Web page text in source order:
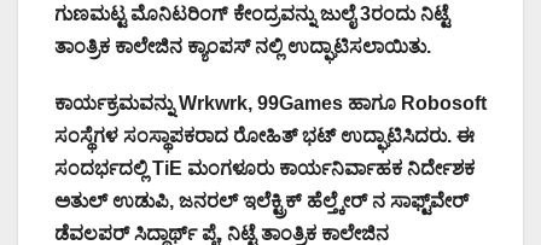
ಗುಣಮಟ್ಟ ಮೊನಿಟರಿಂಗ್ ಕೇಂದ್ರವನ್ನು ಜುಲೈ 3ರಂದು ನಿಟ್ಟೆ
ತಾಂತ್ರಿಕ ಕಾಲೇಜಿನ ಕ್ಯಾಂಪಸ್ ನಲ್ಲಿ ಉದ್ಘಾಟಿಸಲಾಯಿತು.
ಕಾರ್ಯಕ್ರಮವನ್ನು Wrkwrk, 99Games ಹಾಗೂ Robosoft
ಸಂಸ್ಥೆಗಳ ಸಂಸ್ಥಾಪಕರಾದ ರೋಹಿತ್ ಭಟ್ ಉದ್ಘಾಟಿಸಿದರು. ಈ
ಸಂದರ್ಭದಲ್ಲಿ TiE ಮಂಗಳೂರು ಕಾರ್ಯನಿರ್ವಾಹಕ ನಿರ್ದೇಶಕ
ಅತುಲ್ ಉಡುಪಿ, ಜನರಲ್ ಇಲೆಕ್ಟ್ರಿಕ್ ಹೆಲ್ತ್ಕೇರ್ ನ ಸಾಫ್ಟ್‌ವೇರ್
ಡೆವಲಪರ್ ಸಿದ್ಧಾರ್ಥ್ ಪೈ, ನಿಟ್ಟೆ ತಾಂತ್ರಿಕ ಕಾಲೇಜಿನ